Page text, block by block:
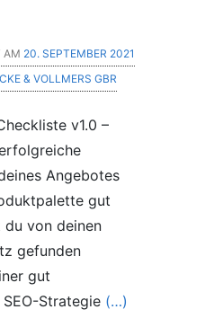
AM 20. SEPTEMBER 2021
& VOLLMERS GBR
v1.0 –
Angebotes
gut
von deinen
gefunden
gut
Strategie (…)